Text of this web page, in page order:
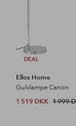
DEAL
Ellos Home
Gulvlampe Canon
1 519 DKK 1 999